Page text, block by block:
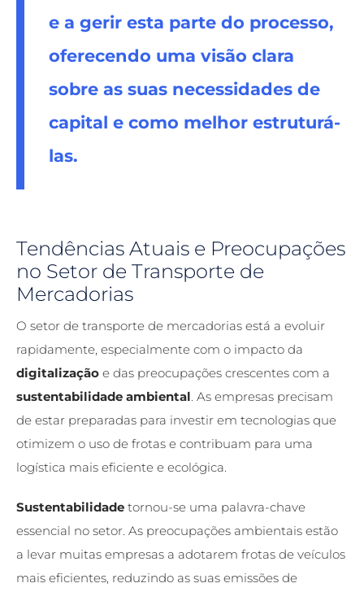
e a gerir esta parte do processo,
oferecendo uma visão clara
sobre as suas necessidades de
capital e como melhor estruturá-
las.
Tendências Atuais e Preocupações
no Setor de Transporte de
Mercadorias
O setor de transporte de mercadorias está a evoluir
rapidamente, especialmente com o impacto da
digitalização e das preocupações crescentes com a
sustentabilidade ambiental. As empresas precisam
de estar preparadas para investir em tecnologias que
otimizem o uso de frotas e contribuam para uma
logística mais eficiente e ecológica.
Sustentabilidade tornou-se uma palavra-chave
essencial no setor. As preocupações ambientais estão
a levar muitas empresas a adotarem frotas de veículos
mais eficientes, reduzindo as suas emissões de